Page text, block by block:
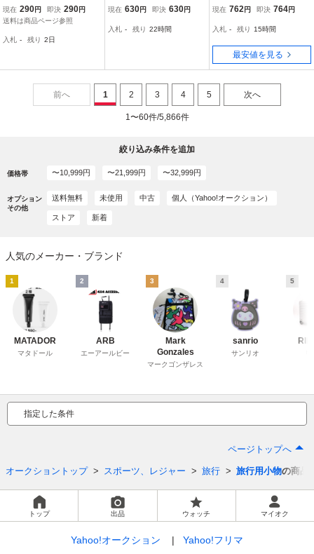
変換プラグ アダプター A
B C O BFタイプ 即決 新品
します！ ★
現在 290円 即決 290円
送料は商品ページ参照
入札 - 残り 2日
ス スキミング防止機能付
行 パスポートカバー ゴム
現在 630円 即決 630円
入札 - 残り 22時間
トラベルポーチ 6点セッ
グ トラベルケース バッグ
インバッグ 衣類 収納ケー
ス 小物入 送込
現在 762 円 即決 764円
入札 - 残り 15時間
最安値を見る
前へ 1 2 3 4 5 次へ
1〜60件/5,866件
絞り込み条件を追加
価格帯 〜10,999円 〜21,999円 〜32,999円
オプション
その他
送料無料 未使用 中古 個人（Yahoo!オークション）
ストア 新着
人気のメーカー・ブランド
1
MATADOR
マタドール
2
ARB
エーアールビー
3
Mark
Gonzales
マークゴンザレス
4
sanrio
サンリオ
5
指定した条件
ページトップへ
オークショントップ スポーツ、レジャー 旅行 旅行用小物の商品
トップ 出品 ウォッチ マイオク
Yahoo!オークション Yahoo!フリマ